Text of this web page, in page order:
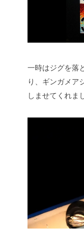
一時はジグを落
り、ギンガメア
しませてくれま